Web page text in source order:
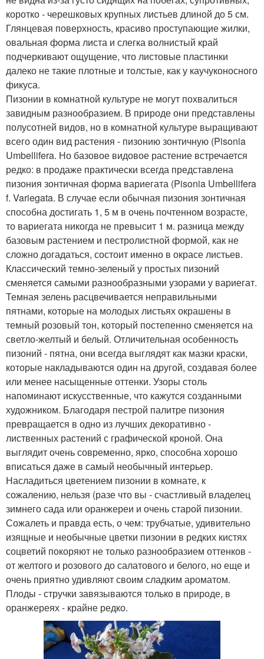
коротко - черешковых крупных листьев длиной до 5 см.
Глянцевая поверхность, красиво проступающие жилки,
овальная форма листа и слегка волнистый край
подчеркивают ощущение, что листовые пластинки
далеко не такие плотные и толстые, как у каучуконосного
фикуса.
Пизонии в комнатной культуре не могут похвалиться
завидным разнообразием. В природе они представлены
полусотней видов, но в комнатной культуре выращивают
всего один вид растения - пизонию зонтичную (Pisonia
Umbellifera. Но базовое видовое растение встречается
редко: в продаже практически всегда представлена
пизония зонтичная форма вариегата (Pisonia Umbellifera
f. Variegata. В случае если обычная пизония зонтичная
способна достигать 1, 5 м в очень почтенном возрасте,
то вариегата никогда не превысит 1 м. разница между
базовым растением и пестролистной формой, как не
сложно догадаться, состоит именно в окрасе листьев.
Классический темно-зеленый у простых пизоний
сменяется самыми разнообразными узорами у вариегат.
Темная зелень расцвечивается неправильными
пятнами, которые на молодых листьях окрашены в
темный розовый тон, который постепенно сменяется на
светло-желтый и белый. Отличительная особенность
пизоний - пятна, они всегда выглядят как мазки краски,
которые накладываются один на другой, создавая более
или менее насыщенные оттенки. Узоры столь
напоминают искусственные, что кажутся созданными
художником. Благодаря пестрой палитре пизония
превращается в одно из лучших декоративно -
лиственных растений с графической кроной. Она
выглядит очень современно, ярко, способна хорошо
вписаться даже в самый необычный интерьер.
Насладиться цветением пизонии в комнате, к
сожалению, нельзя (разе что вы - счастливый владелец
зимнего сада или оранжереи и очень старой пизонии.
Сожалеть и правда есть, о чем: трубчатые, удивительно
изящные и необычные цветки пизонии в редких кистях
соцветий покоряют не только разнообразием оттенков -
от желтого и розового до салатового и белого, но еще и
очень приятно удивляют своим сладким ароматом.
Плоды - стручки завязываются только в природе, в
оранжереях - крайне редко.